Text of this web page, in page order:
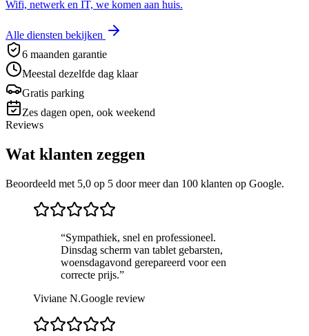
Wifi, netwerk en IT, we komen aan huis.
Alle diensten bekijken
6 maanden garantie
Meestal dezelfde dag klaar
Gratis parking
Zes dagen open, ook weekend
Reviews
Wat klanten zeggen
Beoordeeld met 5,0 op 5 door meer dan 100 klanten op Google.
“Sympathiek, snel en professioneel.
Dinsdag scherm van tablet gebarsten,
woensdagavond gerepareerd voor een
correcte prijs.”
Viviane N.Google review